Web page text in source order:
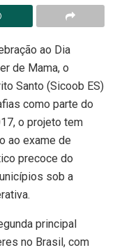
ao Dia
de Mama, o
Santo (Sicoob ES)
como parte do
o projeto tem
ao exame de
precoce do
sob a
principal
no Brasil, com